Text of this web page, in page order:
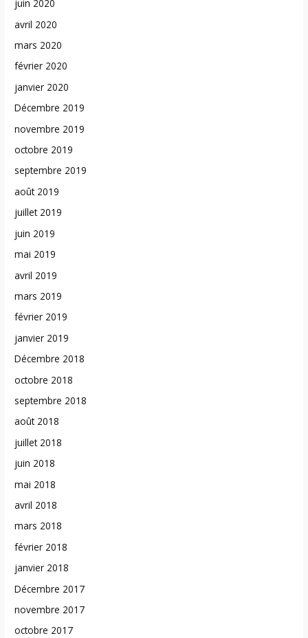
juin 2020
avril 2020
mars 2020
février 2020
janvier 2020
Décembre 2019
novembre 2019
octobre 2019
septembre 2019
août 2019
juillet 2019
juin 2019
mai 2019
avril 2019
mars 2019
février 2019
janvier 2019
Décembre 2018
octobre 2018
septembre 2018
août 2018
juillet 2018
juin 2018
mai 2018
avril 2018
mars 2018
février 2018
janvier 2018
Décembre 2017
novembre 2017
octobre 2017